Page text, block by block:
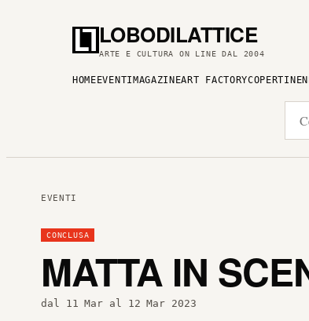
LOBODILATTICE
ARTE E CULTURA ON LINE DAL 2004
HOME EVENTI MAGAZINEART FACTORYCOPERTINE
EVENTI
CONCLUSA
MATTA IN
dal 11 Mar al 12 Mar 2023